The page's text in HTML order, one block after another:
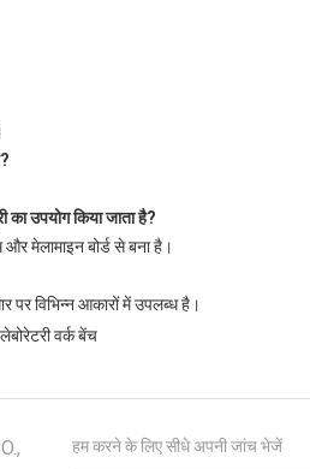
उपयोग किया जाता है?
मेलामाइन बोर्ड से बना है।
विभिन्न आकारों में उपलब्ध है।
वर्क बेंच
हम करने के लिए सीधे अपनी जांच भेजें